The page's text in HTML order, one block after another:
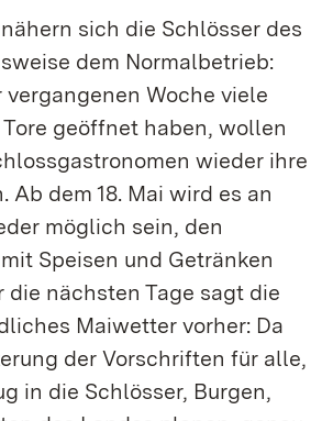
sich die Schlösser des
dem Normalbetrieb:
vergangenen Woche viele
geöffnet haben, wollen
wieder ihre
Ab dem 18. Mai wird es an
möglich sein, den
Speisen und Getränken
die nächsten Tage sagt die
Maiwetter vorher: Da
der Vorschriften für alle,
in die Schlösser, Burgen,